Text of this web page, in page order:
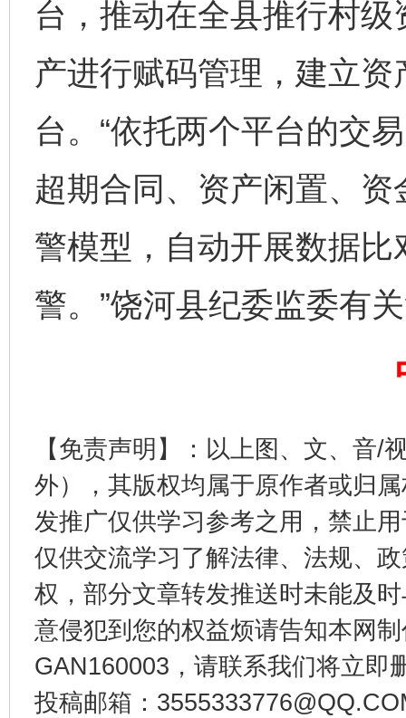
台，推动在全县推行村
产进行赋码管理，建立
台。“依托两个平台的交
超期合同、资产闲置、
警模型，自动开展数据
警。”饶河县纪委监委有
【免责声明】：以上图、文、音/
外），其版权均属于原作者或归
发推广仅供学习参考之用，禁止
仅供交流学习了解法律、法规、
权，部分文章转发推送时未能及
意侵犯到您的权益烦请告知本网
GAN160003，请联系我们将立即
投稿邮箱：
完善运行机制助力责任有效落实 一纸欠
东山县通报“牛蛙产品抗生素超标问题”
千年窑火 生生不息 一